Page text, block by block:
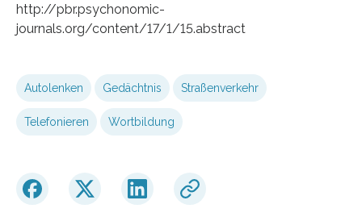
http://pbr.psychonomic-
journals.org/content/17/1/15.abstract
Autolenken Gedächtnis Straßenverkehr
Telefonieren Wortbildung